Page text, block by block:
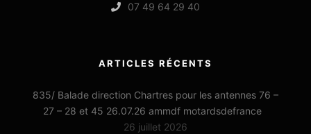
07 49 64 29 40
ARTICLES RÉCENTS
835/ Balade direction Chartres pour les antennes 76 –
27 – 28 et 45 26.07.26 ammdf motardsdefrance
26 juillet 2026